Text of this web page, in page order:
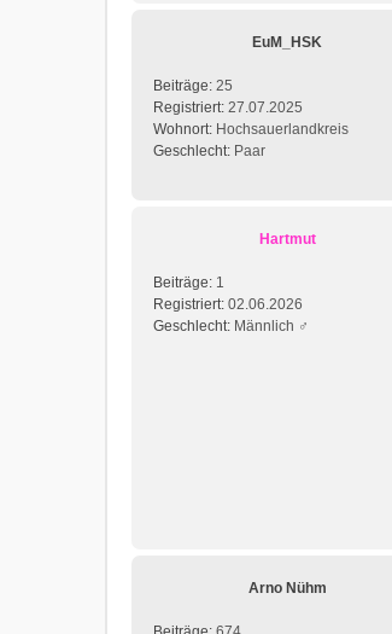
EuM_HSK
Beiträge: 25
Registriert: 27.07.2025
Wohnort: Hochsauerlandkreis
Geschlecht: Paar
Hartmut
Beiträge: 1
Registriert: 02.06.2026
Geschlecht: Männlich ♂
Arno Nühm